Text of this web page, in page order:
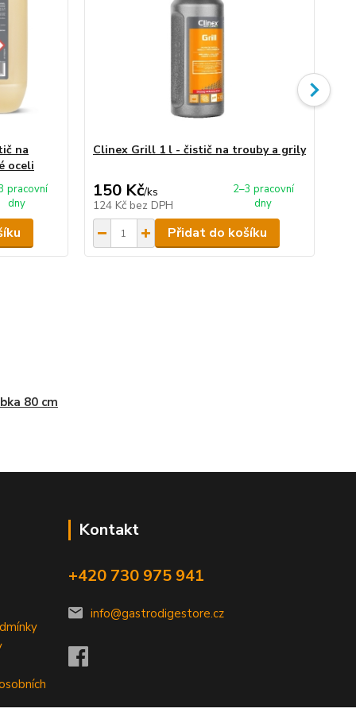
na
oceli
pracovní
dny
Clinex Grill 1 l - čistič na trouby a grily
150 Kč/ks
124 Kč bez DPH
2–3 pracovní
dny
Přidat do košíku
80 cm
Kontakt
+420 730 975 941
info@gastrodigestore.cz